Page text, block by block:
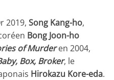
2019, Song Kang-ho,
Bong Joon-ho
of Murderen 2004,
Box, Broker, le
Hirokazu Kore-eda.